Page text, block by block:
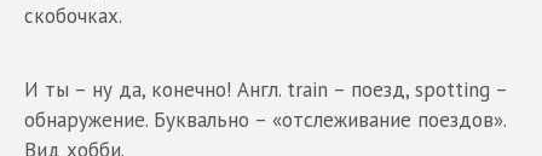
скобочках.
И ты – ну да, конечно! Англ. train – поезд, spotting –
обнаружение. Буквально – «отслеживание поездов».
Вид хобби.